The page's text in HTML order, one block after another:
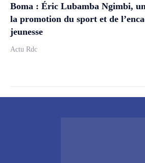
Boma : Éric Lubamba Ngimbi,
la promotion du sport et de
jeunesse
Actu Rdc